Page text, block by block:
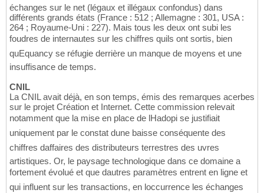
échanges sur le net (légaux et illégaux confondus) dans
différents grands états (France : 512 ; Allemagne : 301, USA :
264 ; Royaume-Uni : 227). Mais tous les deux ont subi les
foudres de internautes sur les chiffres quils ont sortis, bien
quEquancy se réfugie derrière un manque de moyens et une
insuffisance de temps.
CNIL
La CNIL avait déjà, en son temps, émis des remarques acerbes
sur le projet Création et Internet. Cette commission relevait
notamment que la mise en place de lHadopi se justifiait
uniquement par le constat dune baisse conséquente des
chiffres daffaires des distributeurs terrestres des uvres
artistiques. Or, le paysage technologique dans ce domaine a
fortement évolué et que dautres paramètres entrent en ligne et
qui influent sur les transactions, en loccurrence les échanges